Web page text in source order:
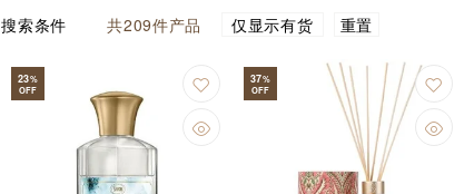
搜索条件
共209件产品 仅显示有货 重置
23%
OFF
37%
OFF